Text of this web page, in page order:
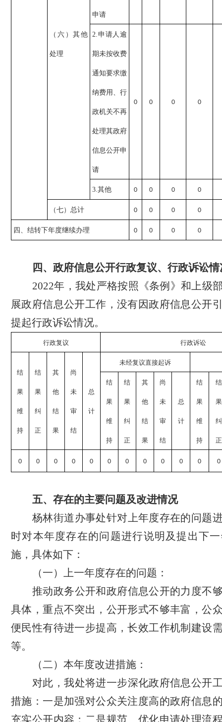
（六）其他
处理
申请
2.申请人逾
期未按收费
通知要求缴
纳费用、行
政机关不再
处理其政府
信息公开申
请
0 0 0 0
3.其他 0 0 0 0
（七）总计 0 0 0 0
四、结转下年度继续办理 0 0 0 0
四、政府信息公开行政复议、行政诉讼情
2022年，我处严格按照《条例》和上级
展政府信息公开工作，没有因政府信息公开
提起行政诉讼情况。
行政复议 行政诉讼
结
果
维
持
结
果
纠
正
其
他
结
果
尚
未
审
结
总
计
未经复议直接起诉
结
果
维
持
结
果
纠
正
其
他
结
果
尚
未
审
结
总
计
结
果
维
持
结
果
纠
正
0 0 0 0 0 0 0 0 0 0 0 0
五、 存在的主要问题及改进情况
杨林街道办事处针对上年度存在的问题
时对本年度存在的问题进行说明及提出下
施，具体如下：
（一） 上一年度存在的问题：
推动政务公开和政府信息公开的力度不
具体，重点不突出，公开形式不够丰富，公
便民性有待进一步提高，长效工作机制建设
等。
（二）本年度改进措施：
对此，我处将进一步深化政府信息公开
措施：一是加强对公众关注度高的政府信息
充实公开内容；二是规范、优化申请处理流